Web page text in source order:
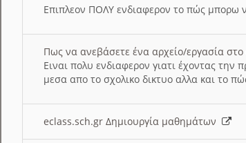
Επιπλεον ΠΟΛΥ ενδιαφερον το πώς μπορω
Πως να ανεβάσετε ένα αρχείο/εργασία
Ειναι πολυ ενδιαφερον γιατι έχοντας
μεσα απο το σχολικο δικτυο αλλα και το
eclass.sch.gr Δημιουργία μαθημάτων